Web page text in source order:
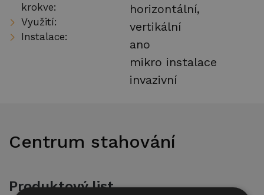
krokve:
Využití:
Instalace:
horizontální,
vertikální
ano
mikro instalace
invazivní
Centrum stahování
Produktový list